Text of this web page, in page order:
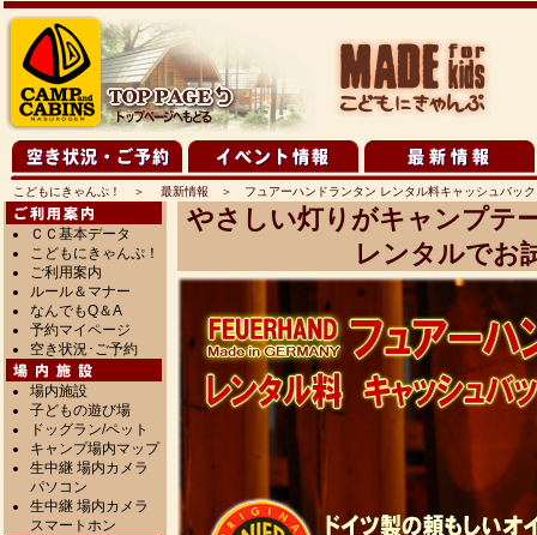
こどもにきゃんぷ！ ＞ 最新情報 ＞ フュアーハンドランタン レンタル料キャッシュバック
やさしい灯りがキャンプテ
レンタルでお
ＣＣ基本データ
こどもにきゃんぷ！
ご利用案内
ルール＆マナー
なんでもQ＆A
予約マイページ
空き状況･ご予約
場内施設
子どもの遊び場
ドッグラン/ペット
キャンプ場内マップ
生中継 場内カメラ
パソコン
生中継 場内カメラ
スマートホン